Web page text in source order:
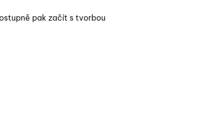
názvem
Ahoj
pak začít s tvorbou